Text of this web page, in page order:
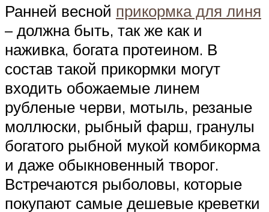
Ранней весной прикормка для линя
– должна быть, так же как и
наживка, богата протеином. В
состав такой прикормки могут
входить обожаемые линем
рубленые черви, мотыль, резаные
моллюски, рыбный фарш, гранулы
богатого рыбной мукой комбикорма
и даже обыкновенный творог.
Встречаются рыболовы, которые
покупают самые дешевые креветки